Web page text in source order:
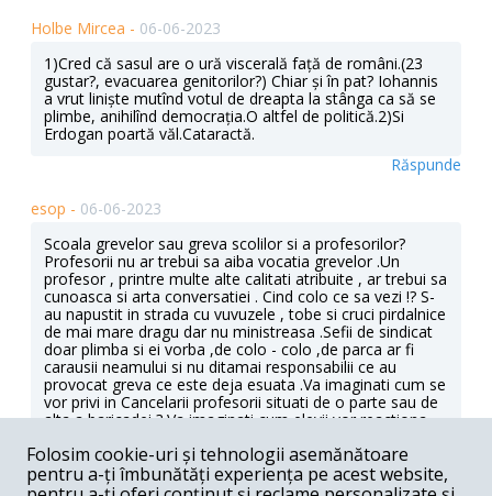
Holbe Mircea - 06-06-2023
1)Cred că sasul are o ură viscerală față de români.(23
gustar?, evacuarea genitorilor?) Chiar și în pat? Iohannis
a vrut liniște mutînd votul de dreapta la stânga ca să se
plimbe, anihilînd democrația.O altfel de politică.2)Si
Erdogan poartă văl.Cataractă.
Răspunde
esop - 06-06-2023
Scoala grevelor sau greva scolilor si a profesorilor?
Profesorii nu ar trebui sa aiba vocatia grevelor .Un
profesor , printre multe alte calitati atribuite , ar trebui sa
cunoasca si arta conversatiei . Cind colo ce sa vezi !? S-
au napustit in strada cu vuvuzele , tobe si cruci pirdalnice
de mai mare dragu dar nu ministreasa .Sefii de sindicat
doar plimba si ei vorba ,de colo - colo ,de parca ar fi
carausii neamului si nu ditamai responsabilii ce au
provocat greva ce este deja esuata .Va imaginati cum se
vor privi in Cancelarii profesorii situati de o parte sau de
alta a baricadei ? Va imaginati cum elevii vor reactiona
sa dea bacalaureatul ,se vor reintorce la clasa ?Nici nu
vreti sa stiti ce va fi in scolile romanesti .Dascalii au fost
pacaliti si tot mai multe voci ne arata modelul .Ceas cu
Folosim cookie-uri și tehnologii asemănătoare
pentru a-ți îmbunătăți experiența pe acest website,